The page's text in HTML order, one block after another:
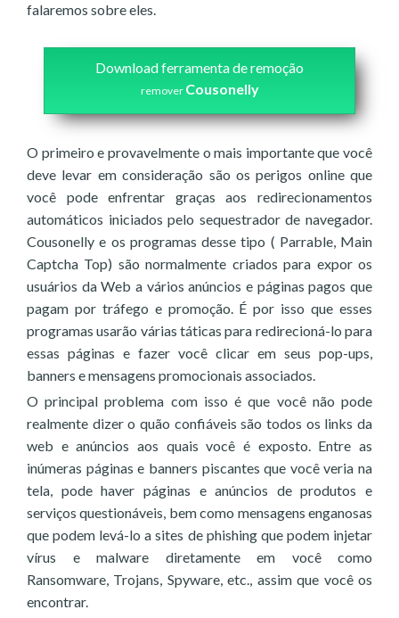
falaremos sobre eles.
Download ferramenta de remoção
remover Cousonelly
O primeiro e provavelmente o mais importante que você
deve levar em consideração são os perigos online que
você pode enfrentar graças aos redirecionamentos
automáticos iniciados pelo sequestrador de navegador.
Cousonelly e os programas desse tipo ( Parrable, Main
Captcha Top) são normalmente criados para expor os
usuários da Web a vários anúncios e páginas pagos que
pagam por tráfego e promoção. É por isso que esses
programas usarão várias táticas para redirecioná-lo para
essas páginas e fazer você clicar em seus pop-ups,
banners e mensagens promocionais associados.
O principal problema com isso é que você não pode
realmente dizer o quão confiáveis são todos os links da
web e anúncios aos quais você é exposto. Entre as
inúmeras páginas e banners piscantes que você veria na
tela, pode haver páginas e anúncios de produtos e
serviços questionáveis, bem como mensagens enganosas
que podem levá-lo a sites de phishing que podem injetar
vírus e malware diretamente em você como
Ransomware, Trojans, Spyware, etc., assim que você os
encontrar.